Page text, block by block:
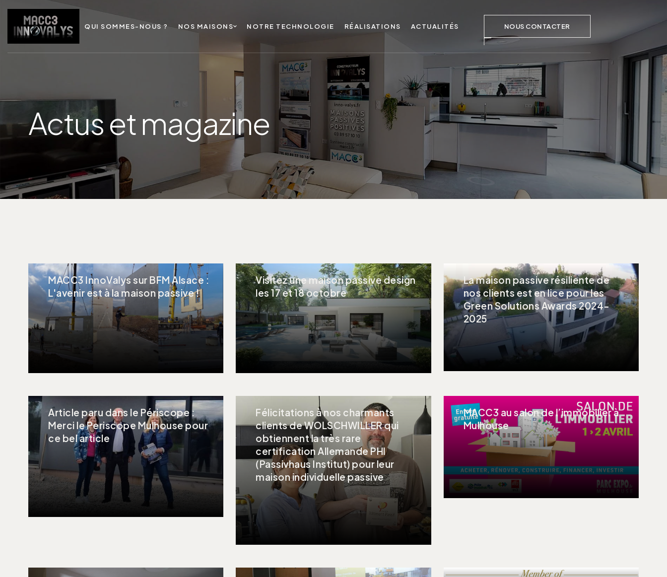
QUI SOMMES-NOUS ? NOS MAISONS NOTRE TECHNOLOGIE RÉALISATIONS ACTUALITÉS NOUS CONTACTER
Actus et magazine
MACC3 InnoValys sur BFM Alsace :
L'avenir est à la maison passive !
Visitez une maison passive design
les 17 et 18 octobre
La maison passive résiliente de
nos clients est en lice pour les
Green Solutions Awards 2024-
2025
Article paru dans le Périscope :
Merci le Periscope Mulhouse pour
ce bel article
Félicitations à nos charmants
clients de WOLSCHWILLER qui
obtiennent la très rare
certification Allemande PHI
(Passivhaus Institut) pour leur
maison individuelle passive
MACC3 au salon de l’immobilier à
Mulhouse